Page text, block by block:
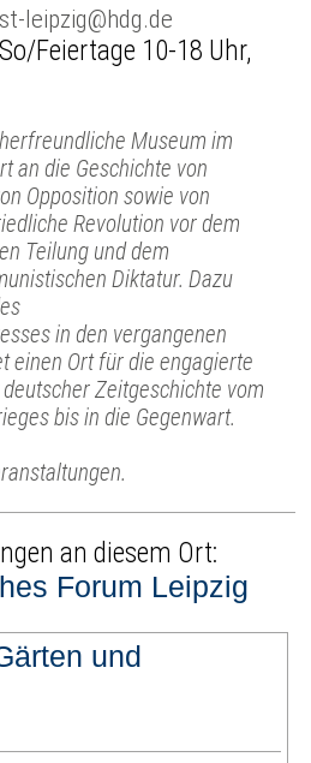
leipzig@hdg.de
Feiertage 10-18 Uhr,
Museum im
an die Geschichte von
Opposition sowie von
Revolution vor dem
Teilung und dem
Diktatur. Dazu
in den vergangenen
einen Ort für die engagierte
Zeitgeschichte vom
bis in die Gegenwart.
an diesem Ort:
Forum Leipzig
und